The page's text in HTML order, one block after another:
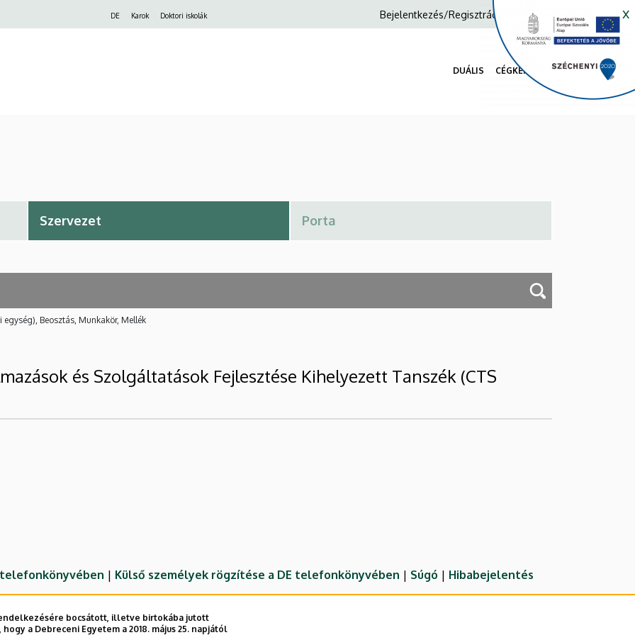
DE Karok Doktori iskolák x
Anonim
Bejelentkezés/Regisztráció
navigáció
DUÁLIS CÉGKERESŐ
egység), Beosztás, Munkakör, Mellék
és Szolgáltatások Fejlesztése Kihelyezett Tanszék (CTS
| Külső személyek rögzítése a DE telefonkönyvében | Súgó | Hibabejelentés
bocsátott, illetve birtokába jutott
a Debreceni Egyetem a 2018. május 25. napjától